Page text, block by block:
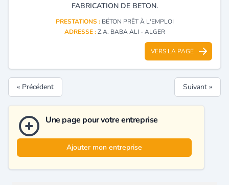
FABRICATION DE BETON.
PRESTATIONS : BÉTON PRÊT À L'EMPLOI
ADRESSE :Z.A. BABA ALI - ALGER
VERS LA PAGE
« Précédent Suivant »
Une page pour votre entreprise
Ajouter mon entreprise